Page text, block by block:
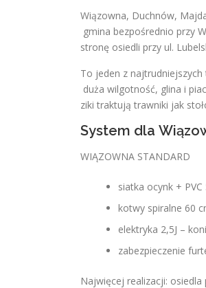
Wiązowna, Duchnów,
gmina bezpośrednio przy
stronę osiedli przy ul.
To jeden z
duża wilgotność, glina i
ziki traktują trawniki jak
System dla
WIĄZOWNA STANDARD
siatka ocynk +
kotwy spiralne 60
elektryka 2,5J –
zabezpieczenie
Najwięcej realizacji: